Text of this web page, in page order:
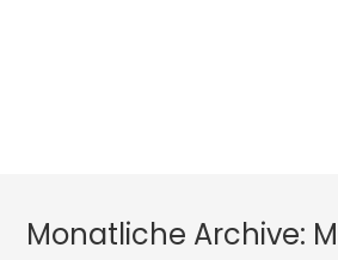
Monatliche Archive: